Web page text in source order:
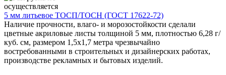
5 мм литьевое ТОСП/ТОСН (ГОСТ 17622-72)
Наличие прочности, влаго- и морозостойкости сделали
цветные акриловые листы толщиной 5 мм, плотностью 6,28 г/
куб. см, размером 1,5х1,7 метра чрезвычайно
востребованными в строительных и дизайнерских работах,
производстве рекламных и бытовых изделий.